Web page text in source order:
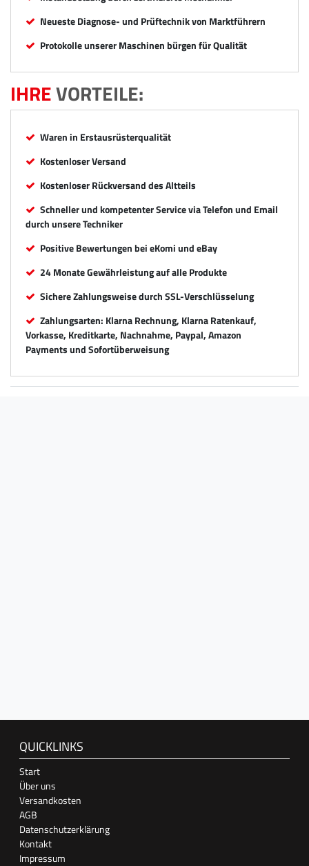
Neueste Diagnose- und Prüftechnik von Marktführern
Protokolle unserer Maschinen bürgen für Qualität
IHREVORTEILE:
Waren in Erstausrüsterqualität
Kostenloser Versand
Kostenloser Rückversand des Altteils
Schneller und kompetenter Service via Telefon und Email
durch unsere Techniker
Positive Bewertungen bei eKomi und eBay
24 Monate Gewährleistung auf alle Produkte
Sichere Zahlungsweise durch SSL-Verschlüsselung
Zahlungsarten: Klarna Rechnung, Klarna Ratenkauf,
Vorkasse, Kreditkarte, Nachnahme, Paypal, Amazon
Payments und Sofortüberweisung
QUICKLINKS
Start
Über uns
Versandkosten
AGB
Datenschutzerklärung
Kontakt
Impressum